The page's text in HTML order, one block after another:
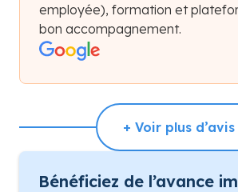
employée), formation et
bon accompagnement.
+ Voir plus d’avis
Bénéficiez de l’avance